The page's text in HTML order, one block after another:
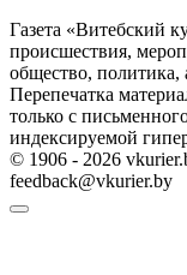
Газета «Витебский
происшествия,
общество, политика,
Перепечатка
только с
индексируемой
© 1906 - 2026
feedback@vkurier.by